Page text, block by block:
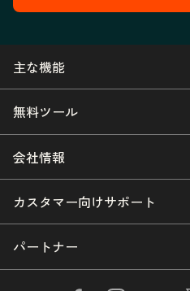
主な機能
無料ツール
会社情報
カスタマー向けサポート
パートナー